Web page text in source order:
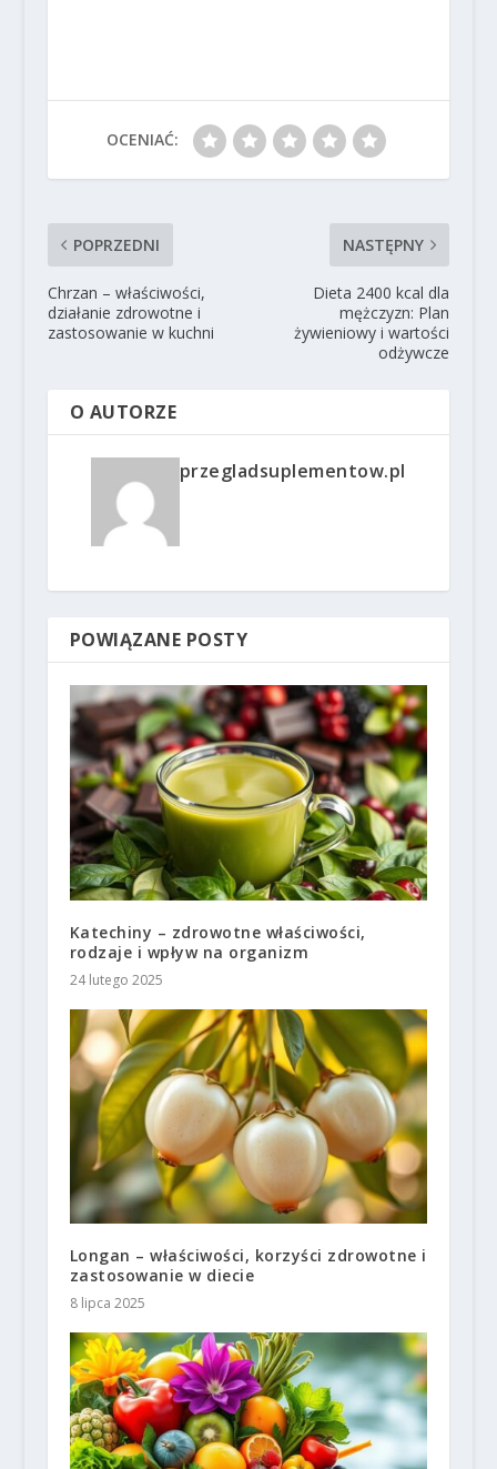
OCENIAĆ:
POPRZEDNI
Chrzan – właściwości,
działanie zdrowotne i
zastosowanie w kuchni
NASTĘPNY
Dieta 2400 kcal dla
mężczyzn: Plan
żywieniowy i wartości
odżywcze
O AUTORZE
przegladsuplementow.pl
POWIĄZANE POSTY
Katechiny – zdrowotne właściwości,
rodzaje i wpływ na organizm
24 lutego 2025
Longan – właściwości, korzyści zdrowotne i
zastosowanie w diecie
8 lipca 2025